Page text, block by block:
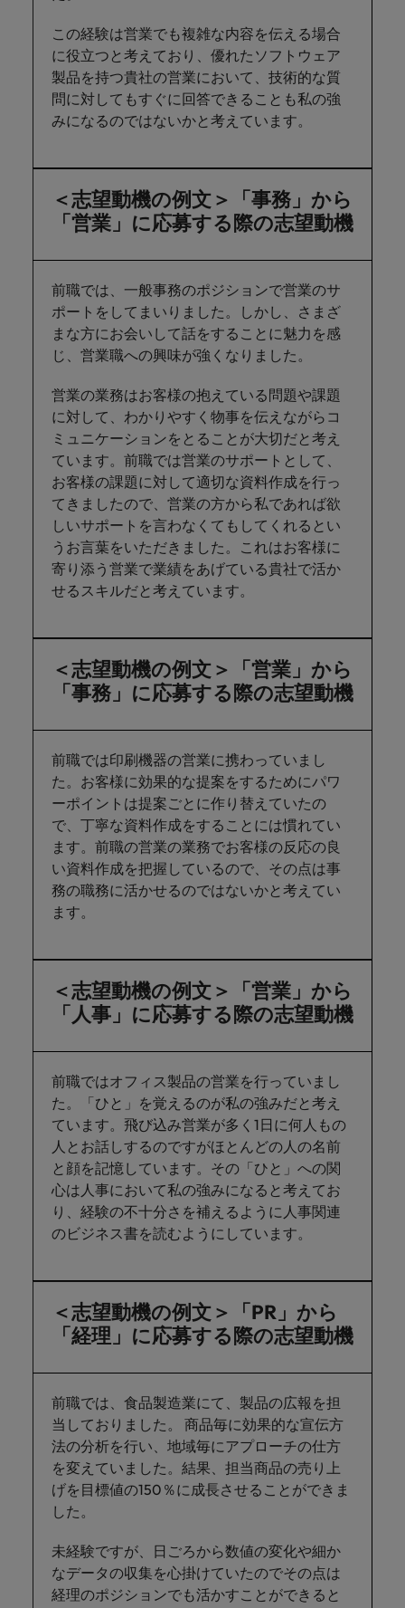
この経験は営業でも複雑な内容を伝える場合
に役立つと考えており、優れたソフトウェア
製品を持つ貴社の営業において、技術的な質
問に対してもすぐに回答できることも私の強
みになるのではないかと考えています。
＜志望動機の例文＞「事務」から
「営業」に応募する際の志望動機
前職では、一般事務のポジションで営業のサ
ポートをしてまいりました。しかし、さまざ
まな方にお会いして話をすることに魅力を感
じ、営業職への興味が強くなりました。
営業の業務はお客様の抱えている問題や課題
に対して、わかりやすく物事を伝えながらコ
ミュニケーションをとることが大切だと考え
ています。前職では営業のサポートとして、
お客様の課題に対して適切な資料作成を行っ
てきましたので、営業の方から私であれば欲
しいサポートを言わなくてもしてくれるとい
うお言葉をいただきました。これはお客様に
寄り添う営業で業績をあげている貴社で活か
せるスキルだと考えています。
＜志望動機の例文＞「営業」から
「事務」に応募する際の志望動機
前職では印刷機器の営業に携わっていまし
た。お客様に効果的な提案をするためにパワ
ーポイントは提案ごとに作り替えていたの
で、丁寧な資料作成をすることには慣れてい
ます。前職の営業の業務でお客様の反応の良
い資料作成を把握しているので、その点は事
務の職務に活かせるのではないかと考えてい
ます。
＜志望動機の例文＞「営業」から
「人事」に応募する際の志望動機
前職ではオフィス製品の営業を行っていまし
た。「ひと」を覚えるのが私の強みだと考え
ています。飛び込み営業が多く1日に何人もの
人とお話しするのですがほとんどの人の名前
と顔を記憶しています。その「ひと」への関
心は人事において私の強みになると考えてお
り、経験の不十分さを補えるように人事関連
のビジネス書を読むようにしています。
＜志望動機の例文＞「PR」から
「経理」に応募する際の志望動機
前職では、食品製造業にて、製品の広報を担
当しておりました。 商品毎に効果的な宣伝方
法の分析を行い、地域毎にアプローチの仕方
を変えていました。結果、担当商品の売り上
げを目標値の150％に成長させることができま
した。
未経験ですが、日ごろから数値の変化や細か
なデータの収集を心掛けていたのでその点は
経理のポジションでも活かすことができると